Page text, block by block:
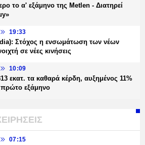
το α' εξάμηνο της Metlen - Διατηρεί
19:33
Στόχος η ενσωμάτωση των νέων
σε νέες κινήσεις
10:09
εκατ. τα καθαρά κέρδη, αυξημένος 11%
πρώτο εξάμηνο
07:15